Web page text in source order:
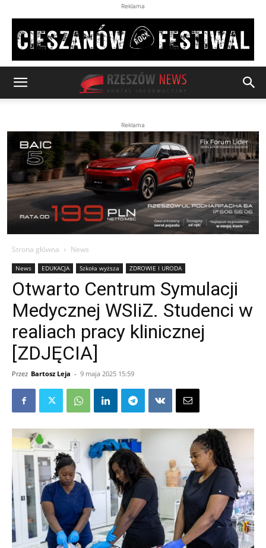
Reklama
Reklama
Strona główna News
News EDUKACJA Szkoła wyższa ZDROWIE I URODA
Otwarto Centrum Symulacji
Medycznej WSIiZ. Studenci w
realiach pracy klinicznej
[ZDJĘCIA]
Przez Bartosz Leja - 9 maja 2025 15:59